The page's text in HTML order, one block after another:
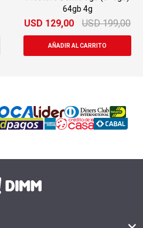
64gb 4g
USD 129,00 USD 199,00